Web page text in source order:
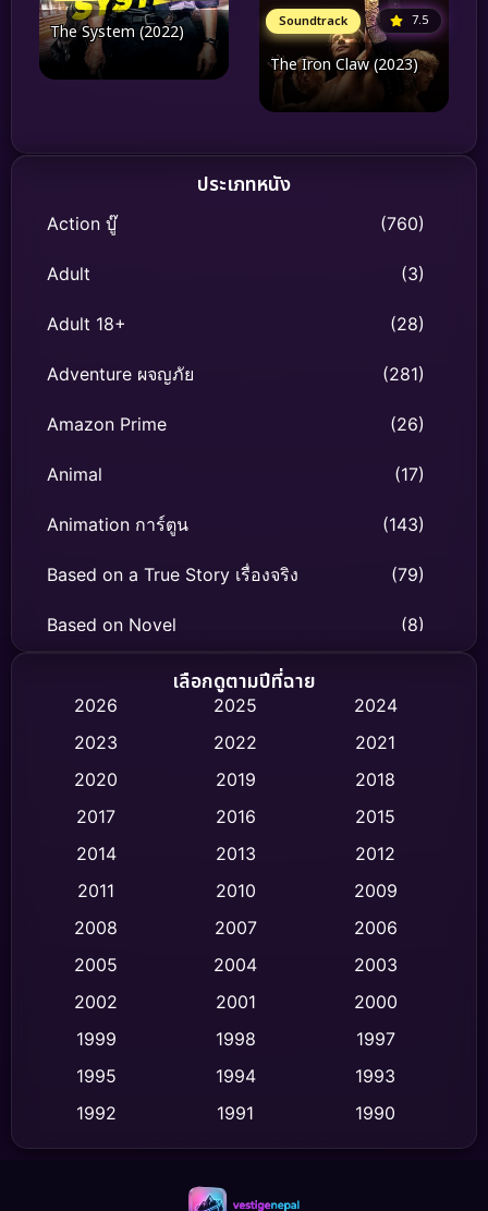
The System (2022) Soundtrack 7.5
The Iron Claw (2023)
ประเภทหนัง
Action บู๊ (760)
Adult (3)
Adult 18+ (28)
Adventure ผจญภัย (281)
Amazon Prime (26)
Animal (17)
Animation การ์ตูน (143)
Based on a True Story เรื่องจริง (79)
Based on Novel (8)
Biography ชีวิตจริง
Classic หนังคลาสสิก (47)
Comedy ตลก (446)
Crime อาชญากรรม (520)
Cult Film
Dance เต้น (10)
Detective สืบสวน (75)
เลือกดูตามปีที่ฉาย
2026 2025
2024
2023
2022
2021
2020
2019
2018
2017
2016
2015
2014
2013
2012
2011
2010
2009
2008
2007
2006
2005
2004
2003
2002
2001
2000
1999
1998
1997
1995
1994
1993
1992
1991
1990
1989
1988
1986
1983